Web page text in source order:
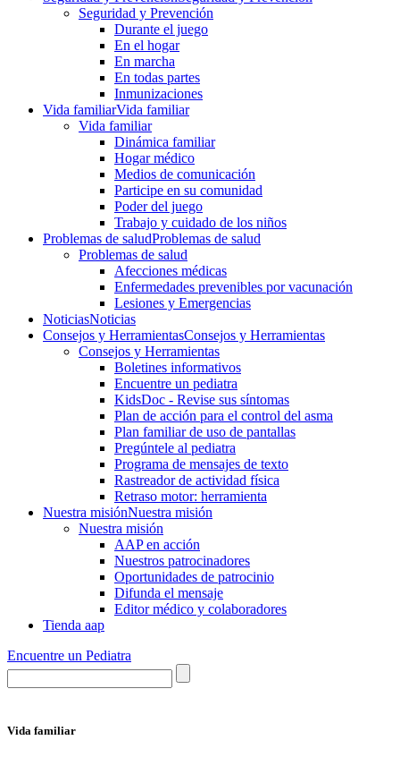
Seguridad y Prevención
Durante el juego
En el hogar
En marcha
En todas partes
Inmunizaciones
Vida familiarVida familiar
Vida familiar
Dinámica familiar
Hogar médico
Medios de comunicación
Participe en su comunidad
Poder del juego
Trabajo y cuidado de los niños
Problemas de saludProblemas de salud
Problemas de salud
Afecciones médicas
Enfermedades prevenibles por vacunación
Lesiones y Emergencias
NoticiasNoticias
Consejos y HerramientasConsejos y Herramientas
Consejos y Herramientas
Boletines informativos
Encuentre un pediatra
KidsDoc - Revise sus síntomas
Plan de acción para el control del asma
Plan familiar de uso de pantallas
Pregúntele al pediatra
Programa de mensajes de texto
Rastre​​ador de activida​d física
Retraso motor: herramienta
Nuestra misiónNuestra misión
Nuestra misión
AAP en acción
Nuestros patrocinadores
Oportunidades de patrocinio
Difunda el mensaje
Editor médico y colaboradores
Tienda aap
Encuentre un Pediatra
Vida familiar